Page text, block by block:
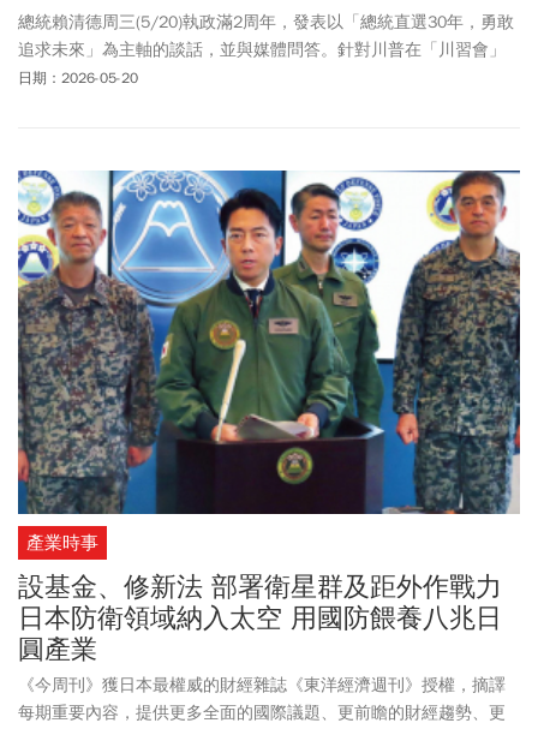
總統賴清德周三(5/20)執政滿2周年，發表以「總統直選30年，勇敢
追求未來」為主軸的談話，並與媒體問答。針對川普在「川習會」
後表示想與治理台灣的人談談，賴總統以四點回應：台海和平穩定
將亡羊補牢，透過再提特別條例、追加預算或提高年度預算等方
式，確保國防安全完整。在具體軍備進度上，賴總統透露行政院長
卓榮泰已加開院會，將逾2900億元軍事採購預算，包含「海馬士」
（HIMARS）預算送交立法院，呼籲立院5月31日前完成審議，勿延
誤時程。對抗少子女化方面，賴總統說明「家庭支援篇」18項對策
年度預算規模約2000億元，其中「0到18歲成長津貼」每人每月
5000元，部分將設計為「兒少未來帳戶」，讓孩子18歲時可動用政
府挹注經費，用於就學或創業。
日期：2026-05-20
產業時事
設基金、修新法 部署衛星群及距外作戰力
日本防衛領域納入太空 用國防餵養八兆日
圓產業
《今周刊》獲日本最權威的財經雜誌《東洋經濟週刊》授權，摘譯
每期重要內容，提供更多全面的國際議題、更前瞻的財經趨勢、更